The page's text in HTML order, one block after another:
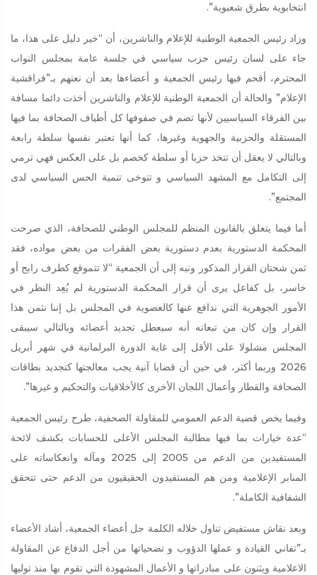
انتخابوية بطرق شعبوية”.
وزاد رئيس الجمعية الوطنية للإعلام والناشرين، أن “خير دليل على هذا، ما
جاء على لسان رئيس حزب سياسي في جلسة عامة بمجلس النواب
المحترم، أقحم فيها رئيس الجمعية و أعضاءها بعد أن نعتهم بـ”فراقشية
الإعلام” والحالة أن الجمعية الوطنية للإعلام والناشرين أخذت دائما مسافة
بين الفرقاء السياسيين لأنها تضم في صفوفها كل أطياف الصحافة بما فيها
المستقلة والحزبية والجهوية وغيرها، كما أنها تعتبر نفسها سلطة رابعة
وبالتالي لا يعقل أن تتخذ حزبا أو سلطة كخصم بل على العكس فهي ترمي
إلى التكامل مع المشهد السياسي و تتوخى تنمية الحس السياسي لدى
المجتمع”.
أما فيما يتعلق بالقانون المنظم للمجلس الوطني للصحافة، الذي صرحت
المحكمة الدستورية بعدم دستورية بعض الفقرات من بعض مواده، فقد
ثمن شحتان القرار المذكور ونبه إلى أن الجمعية “لا تتموقع كطرف رابح أو
خاسر، بل كفاعل يرى أن قرار المحكمة الدستورية لم يُعِد النظر في
الأمور الجوهرية التي ندافع عنها كالعضوية في المجلس بل إننا نثمن هذا
القرار وإن كان من تبعاته أنه سيعطل تجديد أعضائه وبالتالي سيبقى
المجلس مشلولا على الأقل إلى غاية الدورة البرلمانية في شهر أبريل
2026 وربما أكثر، في حين أن قضايا آنية يجب معالجتها كتجديد بطاقات
الصحافة والقطار وأعمال اللجان الأخرى كالأخلاقيات والتحكيم و غيرها”.
وفيما يخص قضية الدعم العمومي للمقاولة الصحفية، طرح رئيس الجمعية
“عدة خيارات بما فيها مطالبة المجلس الأعلى للحسابات بكشف لائحة
المستفيدين من الدعم من 2005 إلى 2025 ومآله وانعكاساته على
المنابر الإعلامية ومن هم المستفيدون الحقيقيون من الدعم حتى تتحقق
الشفافية الكاملة”.
وبعد نقاش مستفيض تناول خلاله الكلمة جل أعضاء الجمعية، أشاد الأعضاء
بـ”تفاني القيادة و عملها الدؤوب و تضحياتها من أجل الدفاع عن المقاولة
الاعلامية ويثنون على مبادراتها و الأعمال المشهودة التي تقوم بها منذ توليها